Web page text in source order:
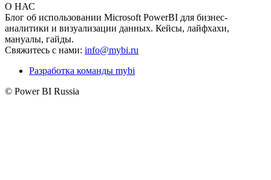
О НАС
Блог об использовании Microsoft PowerBI для бизнес-
аналитики и визуализации данных. Кейсы, лайфхахи,
мануалы, гайды.
Свяжитесь с нами: info@mybi.ru
Разработка команды mybi
© Power BI Russia